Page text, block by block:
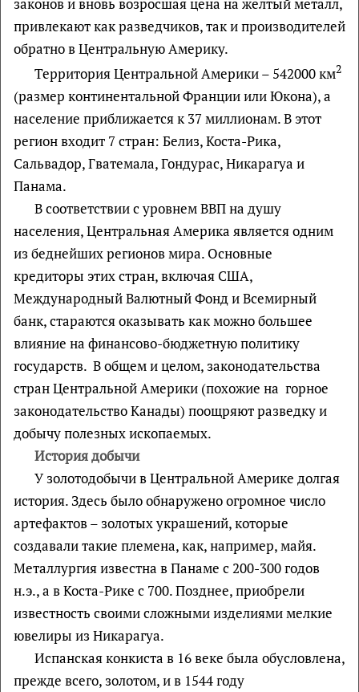
привлекают как разведчиков, так и производителей
обратно в Центральную Америку.
Территория Центральной Америки – 542000 км2
(размер континентальной Франции или Юкона), а
население приближается к 37 миллионам. В этот
регион входит 7 стран: Белиз, Коста-Рика,
Сальвадор, Гватемала, Гондурас, Никарагуа и
Панама.
В соответствии с уровнем ВВП на душу
населения, Центральная Америка является одним
из беднейших регионов мира. Основные
кредиторы этих стран, включая США,
Международный Валютный Фонд и Всемирный
банк, стараются оказывать как можно большее
влияние на финансово-бюджетную политику
государств. В общем и целом, законодательства
стран Центральной Америки (похожие на горное
законодательство Канады) поощряют разведку и
добычу полезных ископаемых.
История добычи
У золотодобычи в Центральной Америке долгая
история. Здесь было обнаружено огромное число
артефактов – золотых украшений, которые
создавали такие племена, как, например, майя.
Металлургия известна в Панаме с 200-300 годов
н.э., а в Коста-Рике с 700. Позднее, приобрели
известность своими сложными изделиями мелкие
ювелиры из Никарагуа.
Испанская конкиста в 16 веке была обусловлена,
прежде всего, золотом, и в 1544 году